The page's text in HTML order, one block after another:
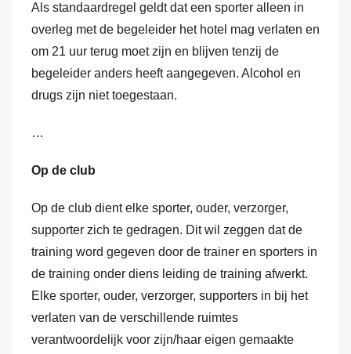
Als standaardregel geldt dat een sporter alleen in
overleg met de begeleider het hotel mag verlaten en
om 21 uur terug moet zijn en blijven tenzij de
begeleider anders heeft aangegeven. Alcohol en
drugs zijn niet toegestaan.
…
Op de club
Op de club dient elke sporter, ouder, verzorger,
supporter zich te gedragen. Dit wil zeggen dat de
training word gegeven door de trainer en sporters in
de training onder diens leiding de training afwerkt.
Elke sporter, ouder, verzorger, supporters in bij het
verlaten van de verschillende ruimtes
verantwoordelijk voor zijn/haar eigen gemaakte